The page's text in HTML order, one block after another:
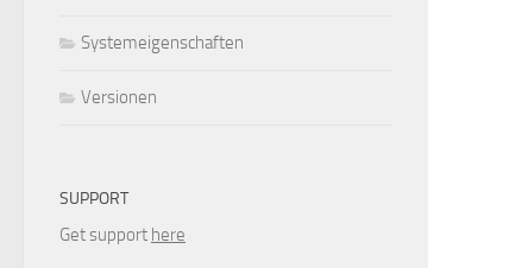
Systemeigenschaften
Versionen
SUPPORT
Get support here